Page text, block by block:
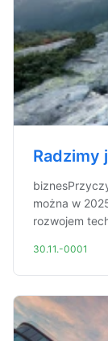
Radzimy
można w
rozwojem
30.11.-0001